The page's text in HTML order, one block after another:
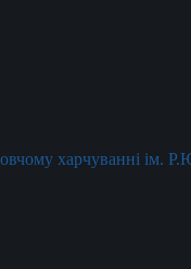
харчуванні ім.